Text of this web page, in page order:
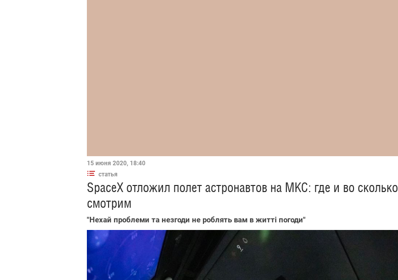
15 июня 2020, 18:40
статья
SpaceX отложил полет астронавтов на МКС: где и во сколько
смотрим
"Нехай проблеми та незгоди не роблять вам в житті погоди"